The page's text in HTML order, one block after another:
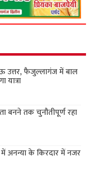
उत्तर, फैजुल्लागंज में बाल
बनने तक चुनौतीपूर्ण रहा
में अनन्या के किरदार में नजर